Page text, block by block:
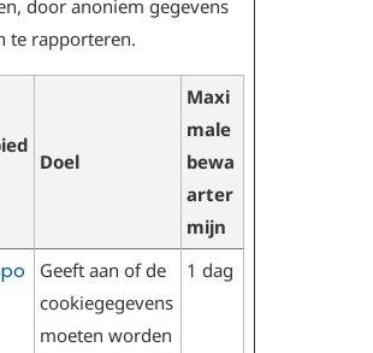
door anoniem gegevens
te rapporteren.
Doel
Maxi
male
bewa
arter
mijn
Geeft aan of de
cookiegegevens
moeten worden
1 dag